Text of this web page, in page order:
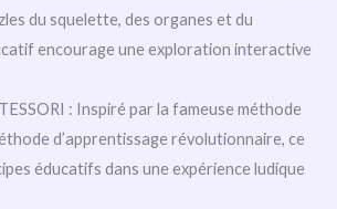
du squelette, des organes et du
encourage une exploration interactive
: Inspiré par la fameuse méthode
d’apprentissage révolutionnaire, ce
éducatifs dans une expérience ludique